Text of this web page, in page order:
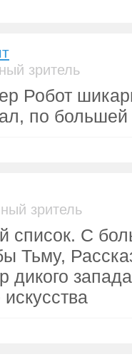
зритель
Робот
по большей
зритель
список. С
Тьму,
дикого